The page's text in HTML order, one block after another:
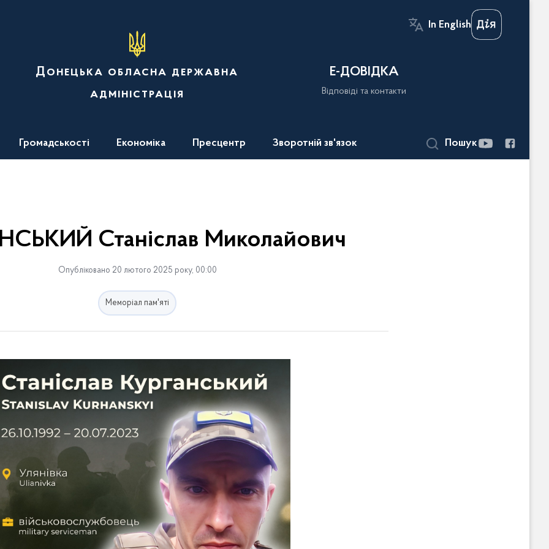
In English
Донецька обласна державна
адміністрація
Е-ДОВІДКА
Відповіді та контакти
Громадськості Економіка Пресцентр Зворотній зв'язок Пошук
Станіслав Миколайович
Опубліковано 20 лютого 2025 року, 00:00
Меморіал пам'яті